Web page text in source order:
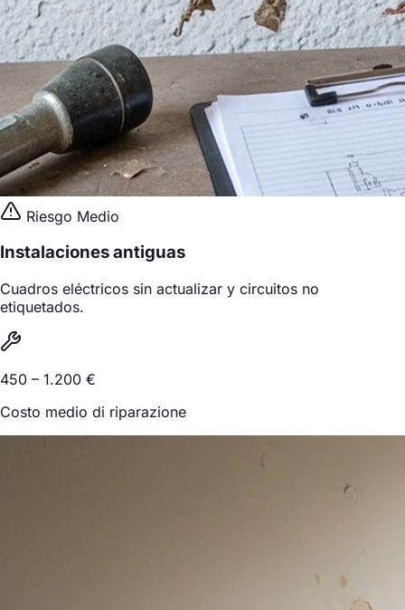
Riesgo Medio
Instalaciones antiguas
Cuadros eléctricos sin actualizar y circuitos no
etiquetados.
450 – 1.200 €
Costo medio di riparazione